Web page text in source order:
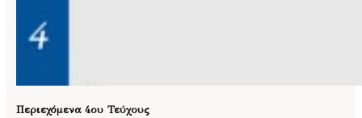
Περιεχόμενα 4ου Τεύχους